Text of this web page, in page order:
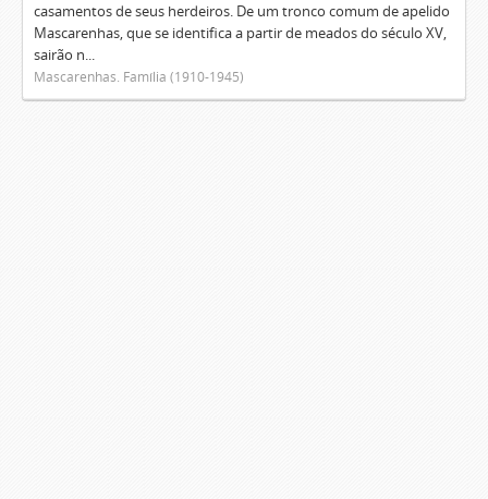
casamentos de seus herdeiros. De um tronco comum de apelido
Mascarenhas, que se identifica a partir de meados do século XV,
sairão n...
Mascarenhas. Família (1910-1945)